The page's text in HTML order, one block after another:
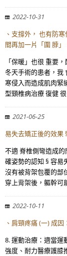
2022-10-31
、支撐外， 也有防
間再加一片「圍 脖
「保暖」也很 重要
冬天手術的患者，我
寒侵入而造成肌肉緊
型頸椎病治療 復健
2021-06-25
易失去矯正後的效果
不適 脊椎側彎造成
確姿勢的認知 § 容易
沒有被背架包覆的部
穿上背架後，軀幹可
2022-10-11
、肩頸疼痛 (一) 成
8. 運動治療：適當運
強度、耐力醫療護膝